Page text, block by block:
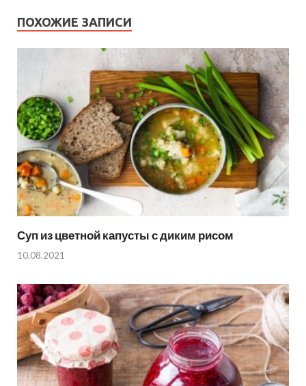
ПОХОЖИЕ ЗАПИСИ
Суп из цветной капусты с диким рисом
10.08.2021